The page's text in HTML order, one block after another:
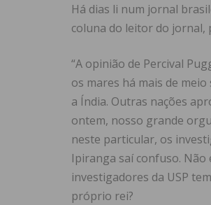
Há dias li num jornal
coluna do leitor do jornal,
“A opinião de Percival
os mares há mais de
a Índia. Outras nações
ontem, nosso grande
neste particular, os
Ipiranga saí confuso. Não
investigadores da USP
próprio rei?